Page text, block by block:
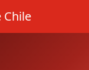
Chile